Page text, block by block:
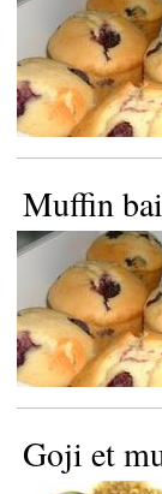
Muffin
Goji et